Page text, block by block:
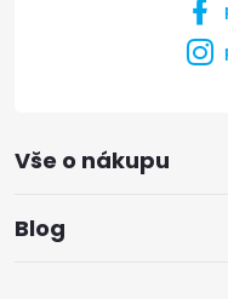
Vše o nákupu
Blog